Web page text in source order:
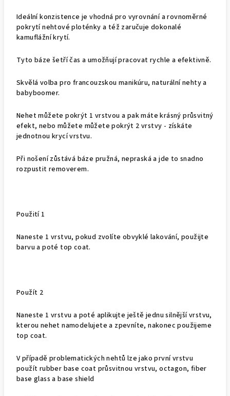
Ideální konzistence je vhodná pro vyrovnání a rovnoměrné
pokrytí nehtové ploténky a též zaručuje dokonalé
kamuflážní krytí.
Tyto báze šetří čas a umožňují pracovat rychle a efektivně.
Skvělá volba pro francouzskou manikúru, naturální nehty a
babyboomer.
Nehet můžete pokrýt 1 vrstvou a pak máte krásný průsvitný
efekt, nebo můžete můžete pokrýt 2 vrstvy - získáte
jednotnou krycí vrstvu.
Při nošení zůstává báze pružná, nepraská a jde to snadno
rozpustit removerem.
Použití 1
Naneste 1 vrstvu, pokud zvolíte obvyklé lakování, použijte
barvu a poté top coat.
Použít 2
Naneste 1 vrstvu a poté aplikujte ještě jednu silnější vrstvu,
kterou nehet namodelujete a zpevníte, nakonec použijeme
top coat.
V případě problematických nehtů lze jako první vrstvu
použít rubber base coat průsvitnou vrstvu, octagon, fiber
base glass a base shield